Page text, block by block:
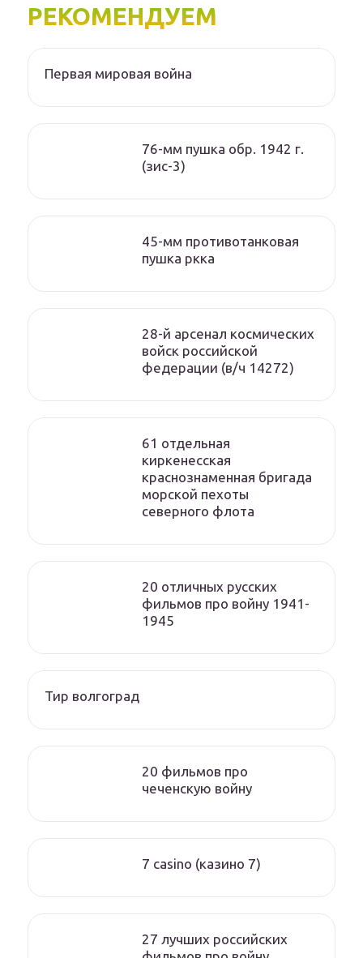
РЕКОМЕНДУЕМ
Первая мировая война
76-мм пушка обр. 1942 г.
(зис-3)
45-мм противотанковая
пушка ркка
28-й арсенал космических
войск российской
федерации (в/ч 14272)
61 отдельная
киркенесская
краснознаменная бригада
морской пехоты
cеверного флота
20 отличных русских
фильмов про войну 1941-
1945
Тир волгоград
20 фильмов про
чеченскую войну
7 casino (казино 7)
27 лучших российских